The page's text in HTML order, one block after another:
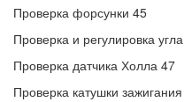
Проверка форсунки 45
Проверка и регулировка
Проверка датчика Холла 47
Проверка катушки